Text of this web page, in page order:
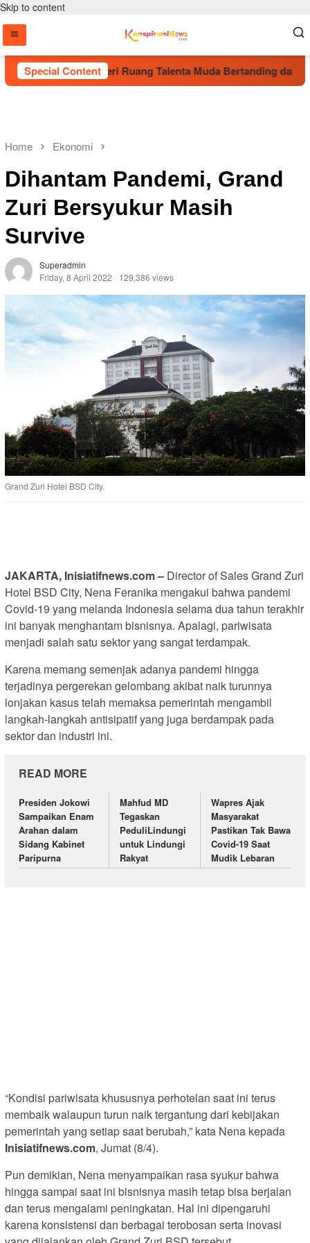
Skip to content
Special Content
Cup 2026 Beri Ruang Talenta Muda Bertanding dari
Home Ekonomi
Dihantam Pandemi, Grand
Zuri Bersyukur Masih
Survive
Superadmin
Friday, 8 April 2022
129,386 views
Grand Zuri Hotel BSD City.
JAKARTA, Inisiatifnews.com – Director of Sales Grand Zuri
Hotel BSD City, Nena Feranika mengakui bahwa pandemi
Covid-19 yang melanda Indonesia selama dua tahun terakhir
ini banyak menghantam bisnisnya. Apalagi, pariwisata
menjadi salah satu sektor yang sangat terdampak.
Karena memang semenjak adanya pandemi hingga
terjadinya pergerekan gelombang akibat naik turunnya
lonjakan kasus telah memaksa pemerintah mengambil
langkah-langkah antisipatif yang juga berdampak pada
sektor dan industri ini.
READ MORE
Presiden Jokowi
Sampaikan Enam
Arahan dalam
Sidang Kabinet
Paripurna
Mahfud MD
Tegaskan
PeduliLindungi
untuk Lindungi
Rakyat
Wapres Ajak
Masyarakat
Pastikan Tak Bawa
Covid-19 Saat
Mudik Lebaran
“Kondisi pariwisata khususnya perhotelan saat ini terus
membaik walaupun turun naik tergantung dari kebijakan
pemerintah yang setiap saat berubah,” kata Nena kepada
Inisiatifnews.com, Jumat (8/4).
Pun demikian, Nena menyampaikan rasa syukur bahwa
hingga sampai saat ini bisnisnya masih tetap bisa berjalan
dan terus mengalami peningkatan. Hal ini dipengaruhi
karena konsistensi dan berbagai terobosan serta inovasi